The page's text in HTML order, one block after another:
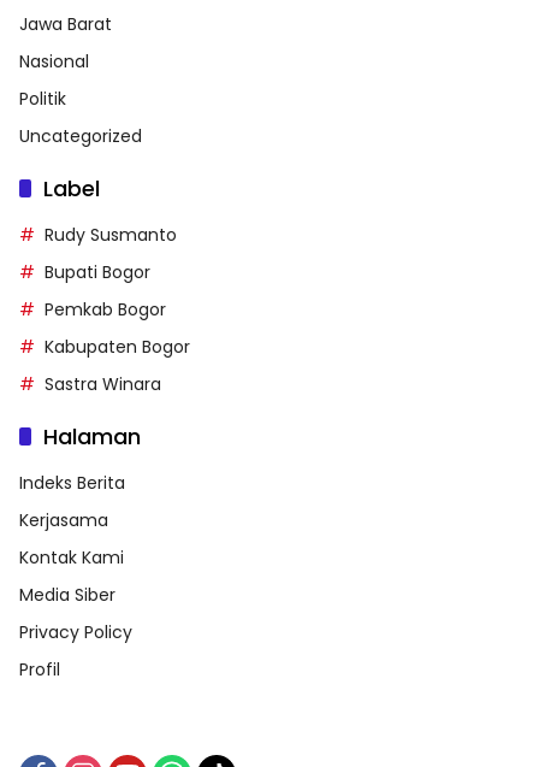
Jawa Barat
Nasional
Politik
Uncategorized
Label
Rudy Susmanto
Bupati Bogor
Pemkab Bogor
Kabupaten Bogor
Sastra Winara
Halaman
Indeks Berita
Kerjasama
Kontak Kami
Media Siber
Privacy Policy
Profil